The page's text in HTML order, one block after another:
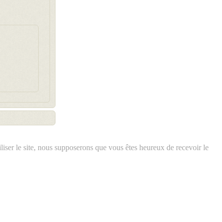
le site, nous supposerons que vous êtes heureux de recevoir le